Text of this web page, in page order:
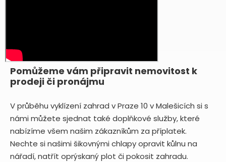
Pomůžeme vám připravit nemovitost k
prodeji či pronájmu
V průběhu vyklízení zahrad v Praze 10 v Malešicích si s
námi můžete sjednat také doplňkové služby, které
nabízíme všem našim zákazníkům za příplatek.
Nechte si našimi šikovnými chlapy opravit kůlnu na
nářadí, natřít oprýskaný plot či pokosit zahradu.